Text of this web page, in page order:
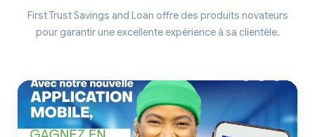
First Trust Savings and Loan offre des produits novateurs
pour garantir une excellente expérience à sa clientèle.